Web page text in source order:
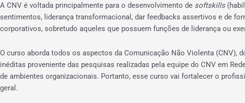
A CNV é voltada principalmente para o desenvolvimento de softskills
sentimentos, liderança transformacional, dar feedbacks assertivos e de
corporativos, sobretudo aqueles que possuem funções de liderança ou
O curso aborda todos os aspectos da Comunicação Não Violenta (CNV),
inéditas proveniente das pesquisas realizadas pela equipe do CNV em
de ambientes organizacionais. Portanto, esse curso vai fortalecer o
geral.